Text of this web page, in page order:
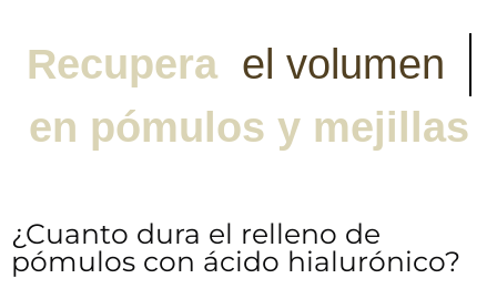
Recupera el volumen
en pómulos y mejillas
¿Cuanto dura el relleno de
pómulos con ácido hialurónico?